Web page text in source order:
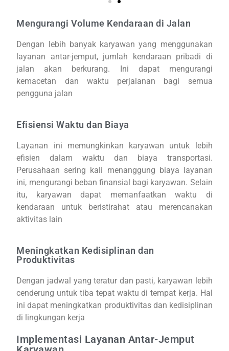
Mengurangi Volume Kendaraan di Jalan
Dengan lebih banyak karyawan yang menggunakan
layanan antar-jemput, jumlah kendaraan pribadi di
jalan akan berkurang. Ini dapat mengurangi
kemacetan dan waktu perjalanan bagi semua
pengguna jalan
Efisiensi Waktu dan Biaya
Layanan ini memungkinkan karyawan untuk lebih
efisien dalam waktu dan biaya transportasi.
Perusahaan sering kali menanggung biaya layanan
ini, mengurangi beban finansial bagi karyawan. Selain
itu, karyawan dapat memanfaatkan waktu di
kendaraan untuk beristirahat atau merencanakan
aktivitas lain
Meningkatkan Kedisiplinan dan
Produktivitas
Dengan jadwal yang teratur dan pasti, karyawan lebih
cenderung untuk tiba tepat waktu di tempat kerja. Hal
ini dapat meningkatkan produktivitas dan kedisiplinan
di lingkungan kerja
Implementasi Layanan Antar-Jemput